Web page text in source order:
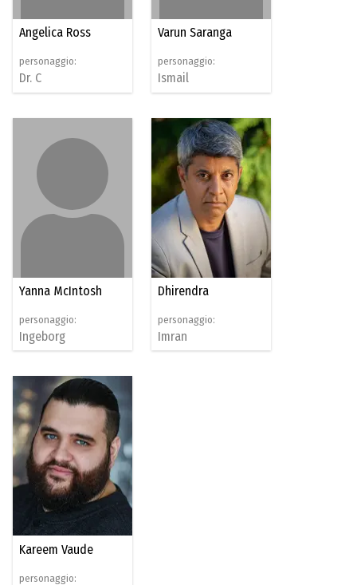
Angelica Ross
personaggio:
Dr. C
Varun Saranga
personaggio:
Ismail
Yanna McIntosh
personaggio:
Ingeborg
Dhirendra
personaggio:
Imran
Kareem Vaude
personaggio: